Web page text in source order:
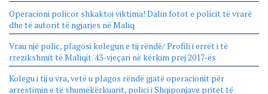
Operacioni policor shkaktoi viktima! Dalin fotot e policit të vrarë
dhe të autorit të ngjarjes në Maliq
Vrau një polic, plagosi kolegun e tij rëndë/ Profili i errët i të
rrezikshmit të Maliqit. 43-vjeçari në kërkim prej 2017-ës
Kolegu i tij u vra, vetë u plagos rëndë gjatë operacionit për
arrestimin e të shumëkërkuarit, polici i Shqiponjave pritet të